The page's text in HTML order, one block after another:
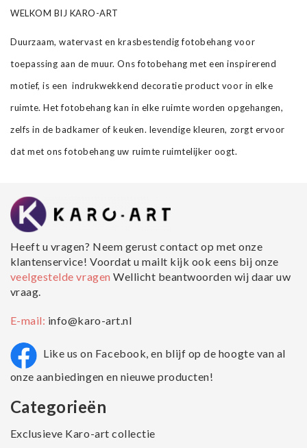
WELKOM BIJ KARO-ART
Duurzaam, watervast en krasbestendig fotobehang voor
toepassing aan de muur. Ons fotobehang met een inspirerend
motief, is een indrukwekkend decoratie product voor in elke
ruimte. Het fotobehang kan in elke ruimte worden opgehangen,
zelfs in de badkamer of keuken. levendige kleuren, zorgt ervoor
dat met ons fotobehang uw ruimte ruimtelijker oogt.
Heeft u vragen? Neem gerust contact op met onze
klantenservice! Voordat u mailt kijk ook eens bij onze
veelgestelde vragenWellicht beantwoorden wij daar uw
vraag.
E-mail: info@karo-art.nl
Like us on Facebook, en blijf op de hoogte van al
onze aanbiedingen en nieuwe producten!
Categorieën
Exclusieve Karo-art collectie